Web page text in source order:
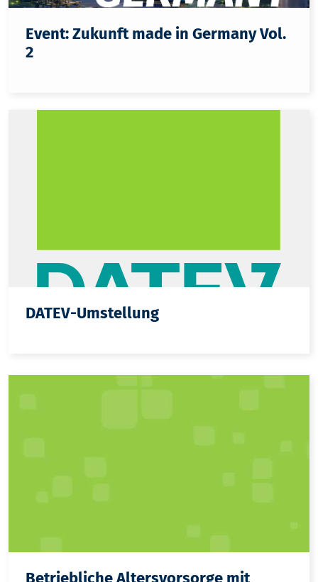
Event: Zukunft made in Germany Vol.
2
DATEV-Umstellung
Betriebliche Altersvorsorge mit